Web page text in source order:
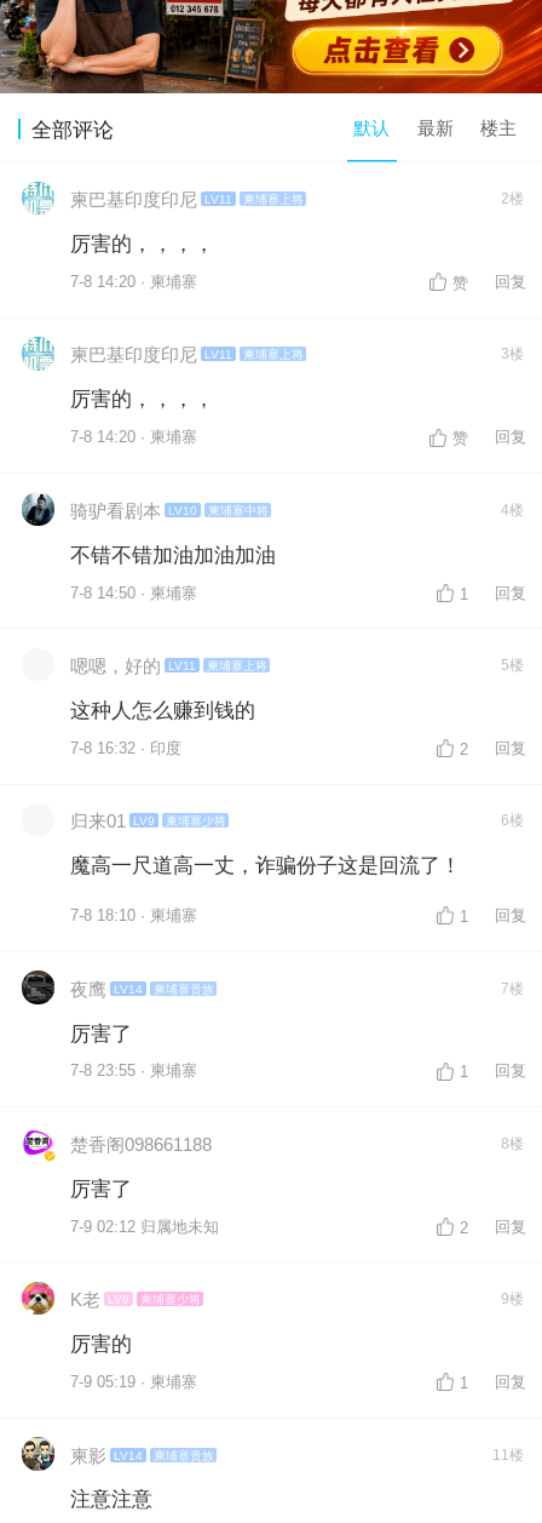
全部评论 默认 最新 楼主
柬巴基印度印尼 LV11 柬埔寨上将 2楼
厉害的，，，，
7-8 14:20 · 柬埔寨 赞 回复
柬巴基印度印尼 LV11 柬埔寨上将 3楼
厉害的，，，，
7-8 14:20 · 柬埔寨 赞 回复
骑驴看剧本 LV10 柬埔寨中将 4楼
不错不错加油加油加油
7-8 14:50 · 柬埔寨 1 回复
嗯嗯，好的 LV11 柬埔寨上将 5楼
这种人怎么赚到钱的
7-8 16:32 · 印度 2 回复
归来01 LV9 柬埔寨少将 6楼
魔高一尺道高一丈，诈骗份子这是回流了！
7-8 18:10 · 柬埔寨 1 回复
夜鹰 LV14 柬埔寨贵族 7楼
厉害了
7-8 23:55 · 柬埔寨 1 回复
楚香阁098661188 8楼
厉害了
7-9 02:12 归属地未知 2 回复
K老 LV9 柬埔寨少将 9楼
厉害的
7-9 05:19 · 柬埔寨 1 回复
柬影 LV14 柬埔寨贵族 11楼
注意注意